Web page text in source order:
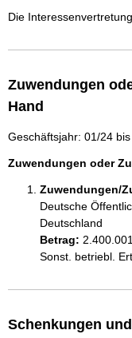
Die
Zuwendungen
Hand
Geschäftsjahr: 01/24
Zuwendungen oder
Zuwendungen/
Deutsche
Deutschland
Betrag:
Sonst. betriebl.
Schenkungen